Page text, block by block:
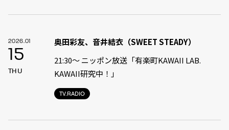
2026.01
15
THU
TV.RADIO
奥田彩友、音井結衣（SWEET STEADY）
21:30〜 ニッポン放送「有楽町KAWAII LAB.
KAWAII研究中！」